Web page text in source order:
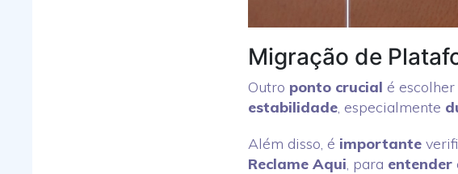
Migração de
Outro ponto crucial é
estabilidade, especialmente
Além disso, é importante
Reclame Aqui, para entender